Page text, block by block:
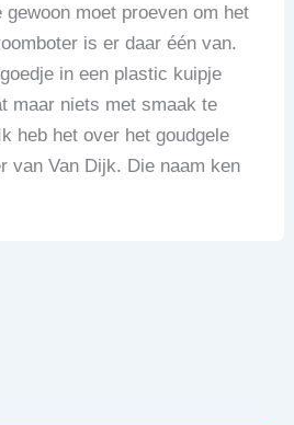
gewoon moet proeven om het
is er daar één van.
in een plastic kuipje
maar niets met smaak te
heb het over het goudgele
van Van Dijk. Die naam ken